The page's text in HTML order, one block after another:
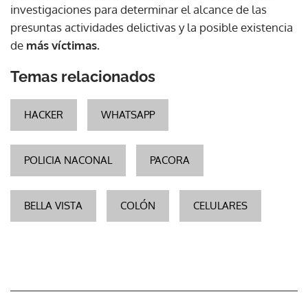
investigaciones para determinar el alcance de las
presuntas actividades delictivas y la posible existencia
de más víctimas.
Temas relacionados
HACKER WHATSAPP
POLICIA NACONAL PACORA
BELLA VISTA COLÓN CELULARES